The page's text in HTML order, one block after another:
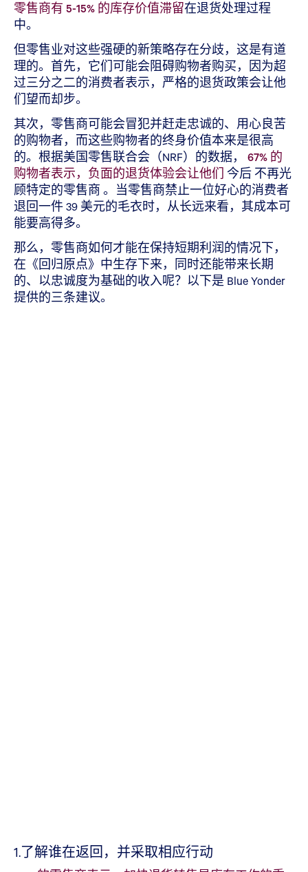
零售商有 5-15% 的库存价值滞留在退货处理过程
中。
但零售业对这些强硬的新策略存在分歧，这是有道
理的。首先，它们可能会阻碍购物者购买，因为超
过三分之二的消费者表示，严格的退货政策会让他
们望而却步。
其次，零售商可能会冒犯并赶走忠诚的、用心良苦
的购物者，而这些购物者的终身价值本来是很高
的。根据美国零售联合会（NRF）的数据，
67% 的
购物者表示，负面的退货体验会让他们 今后 不再光
顾特定的零售商 。当零售商禁止一位好心的消费者
退回一件 39 美元的毛衣时，从长远来看，其成本可
能要高得多。
那么，零售商如何才能在保持短期利润的情况下，
在《回归原点》中生存下来，同时还能带来长期
的、以忠诚度为基础的收入呢？以下是 Blue Yonder
提供的三条建议。
1.了解谁在返回，并采取相应行动